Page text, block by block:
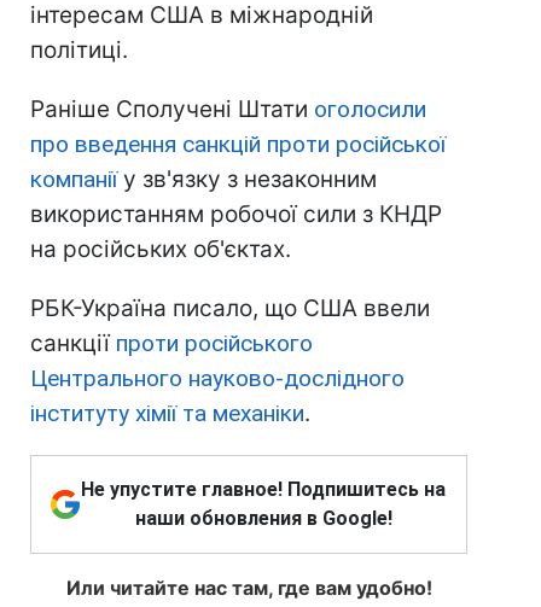
інтересам США в міжнародній
політиці.
Раніше Сполучені Штати оголосили
про введення санкцій проти російської
компаніїу зв'язку з незаконним
використанням робочої сили з КНДР
на російських об'єктах.
РБК-Україна писало, що США ввели
санкції проти російського
Центрального науково-дослідного
інституту хімії та механіки.
Не упустите главное! Подпишитесь на
наши обновления в Google!
Или читайте нас там, где вам удобно!